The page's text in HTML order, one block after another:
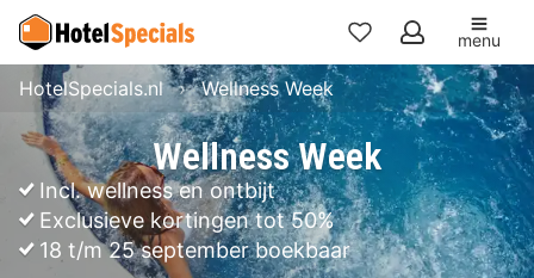
Mijn
favorieten
menu
Wellness Week
Incl. wellness en ontbijt
Exclusieve kortingen tot 50%
18 t/m 25 september boekbaar
HotelSpecials.nl Wellness Week